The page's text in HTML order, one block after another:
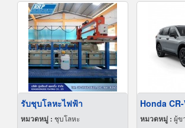
รับชุบโลหะไฟฟ้า
หมวดหมู่ : ชุบโลหะ
Honda
หมวดหมู่ : ผู้ข